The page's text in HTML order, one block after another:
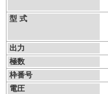
型 式
出力
極数
枠番号
電圧